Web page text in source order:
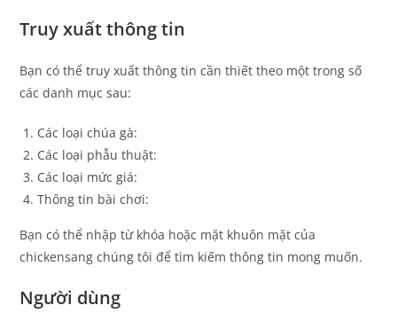
Truy xuất thông tin
Bạn có thể truy xuất thông tin cần thiết theo một trong số
các danh mục sau:
Các loại chúa gà:
Các loại phẫu thuật:
Các loại mức giá:
Thông tin bài chơi:
Bạn có thể nhập từ khóa hoặc mặt khuôn mặt của
chickensang chúng tôi để tìm kiếm thông tin mong muốn.
Người dùng